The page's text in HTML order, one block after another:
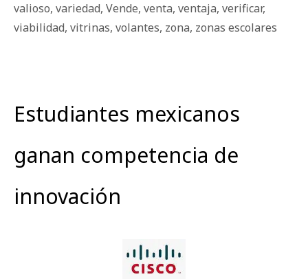
valioso, variedad, Vende, venta, ventaja, verificar,
viabilidad, vitrinas, volantes, zona, zonas escolares
Estudiantes mexicanos
ganan competencia de
innovación